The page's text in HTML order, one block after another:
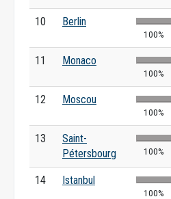
10 Berlin
100%
11 Monaco
100%
12 Moscou
100%
13
Saint-
Pétersbourg
100%
14 Istanbul
100%